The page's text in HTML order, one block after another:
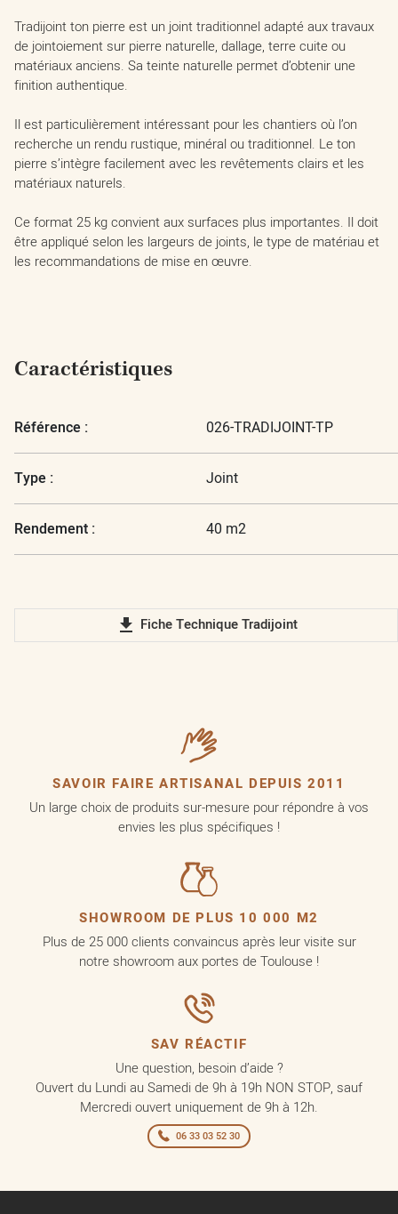
Tradijoint ton pierre est un joint traditionnel adapté aux travaux
de jointoiement sur pierre naturelle, dallage, terre cuite ou
matériaux anciens. Sa teinte naturelle permet d’obtenir une
finition authentique.
Il est particulièrement intéressant pour les chantiers où l’on
recherche un rendu rustique, minéral ou traditionnel. Le ton
pierre s’intègre facilement avec les revêtements clairs et les
matériaux naturels.
Ce format 25 kg convient aux surfaces plus importantes. Il doit
être appliqué selon les largeurs de joints, le type de matériau et
les recommandations de mise en œuvre.
Caractéristiques
Référence : 026-TRADIJOINT-TP
Type : Joint
Rendement : 40 m2
file_download Fiche Technique Tradijoint
SAVOIR FAIRE ARTISANAL DEPUIS 2011
Un large choix de produits sur-mesure pour répondre à vos
envies les plus spécifiques !
SHOWROOM DE PLUS 10 000 M2
Plus de 25 000 clients convaincus après leur visite sur
notre showroom aux portes de Toulouse !
SAV RÉACTIF
Une question, besoin d’aide ?
Ouvert du Lundi au Samedi de 9h à 19h NON STOP, sauf
Mercredi ouvert uniquement de 9h à 12h.
06 33 03 52 30